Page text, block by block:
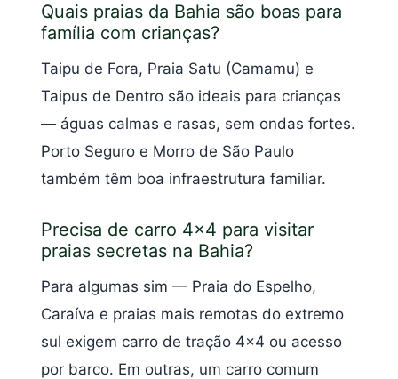
Quais praias da Bahia são boas para
família com crianças?
Taipu de Fora, Praia Satu (Camamu) e
Taipus de Dentro são ideais para crianças
— águas calmas e rasas, sem ondas fortes.
Porto Seguro e Morro de São Paulo
também têm boa infraestrutura familiar.
Precisa de carro 4×4 para visitar
praias secretas na Bahia?
Para algumas sim — Praia do Espelho,
Caraíva e praias mais remotas do extremo
sul exigem carro de tração 4×4 ou acesso
por barco. Em outras, um carro comum